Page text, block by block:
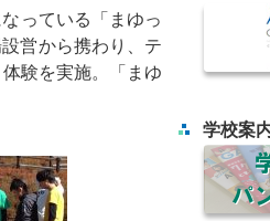
っている「まゆっ
営から携わり、テ
験を実施。「まゆ
学校案